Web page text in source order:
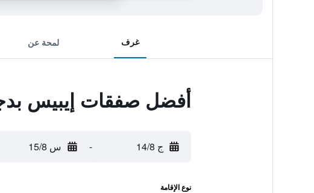
غرف لمحة عن
أفضل صفقات إيبيس
ج 14/8 - س 15/8
نوع الإقامة